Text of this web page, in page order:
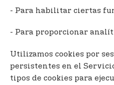
- Para habilitar ciertas
- Para proporcionar
Utilizamos cookies por
persistentes en el
tipos de cookies para